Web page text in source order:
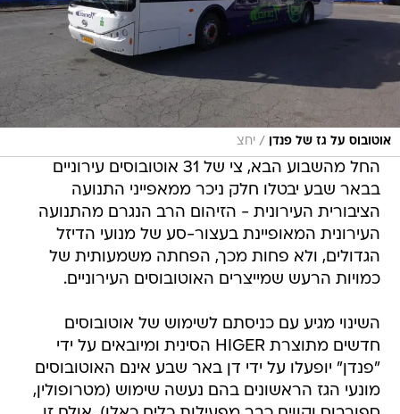
אוטובוס על גז של פנדן / יחצ
החל מהשבוע הבא, צי של 31 אוטובוסים עירוניים
בבאר שבע יבטלו חלק ניכר ממאפייני התנועה
הציבורית העירונית - הזיהום הרב הנגרם מהתנועה
העירונית המאופיינת בעצור-סע של מנועי הדיזל
הגדולים, ולא פחות מכך, הפחתה משמעותית של
כמויות הרעש שמייצרים האוטובוסים העירוניים.
השינוי מגיע עם כניסתם לשימוש של אוטובוסים
חדשים מתוצרת HIGER הסינית ומיובאים על ידי
"פנדן" יופעלו על ידי דן באר שבע אינם האוטובוסים
מונעי הגז הראשונים בהם נעשה שימוש (מטרופולין,